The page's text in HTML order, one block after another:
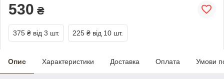
530 ₴
375 ₴ від 3 шт. 225 ₴ від 10 шт.
Опис Характеристики Доставка Оплата Умови